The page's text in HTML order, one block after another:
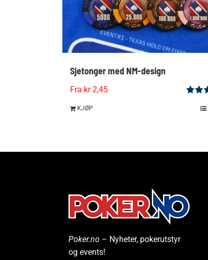
Sjetonger med NM-design
Fra kr 2,45
KJØP
Poker.no – Nyheter, pokerutstyr
og events!